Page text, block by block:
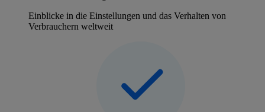
Einblicke in die Einstellungen und das Verhalten von
Verbrauchern weltweit